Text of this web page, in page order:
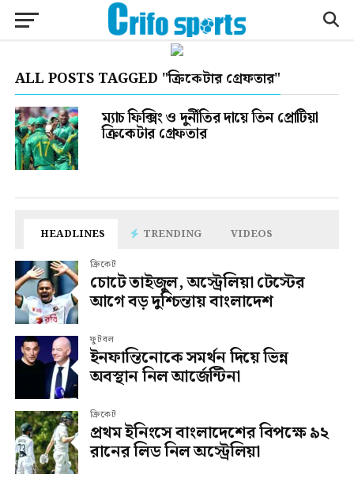
ALL POSTS TAGGED "ক্রিকেটার গ্রেফতার"
ম্যাচ ফিক্সিং ও দুর্নীতির দায়ে তিন প্রোটিয়া
ক্রিকেটার গ্রেফতার
HEADLINES TRENDING VIDEOS
ক্রিকেট
চোটে তাইজুল, অস্ট্রেলিয়া টেস্টের
আগে বড় দুশ্চিন্তায় বাংলাদেশ
ফুটবল
ইনফান্তিনোকে সমর্থন দিয়ে ভিন্ন
অবস্থান নিল আর্জেন্টিনা
ক্রিকেট
প্রথম ইনিংসে বাংলাদেশের বিপক্ষে ৯২
রানের লিড নিল অস্ট্রেলিয়া